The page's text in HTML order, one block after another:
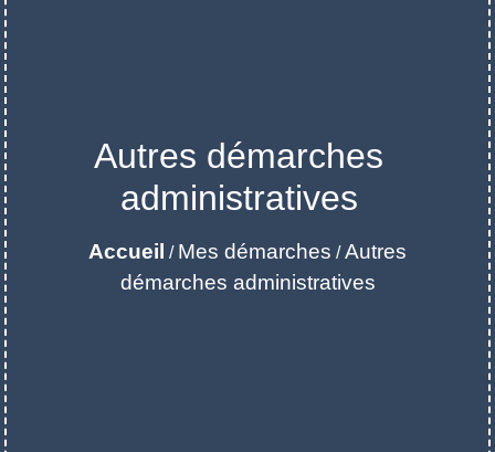
Autres démarches
administratives
Accueil / Mes démarches /Autres
démarches administratives